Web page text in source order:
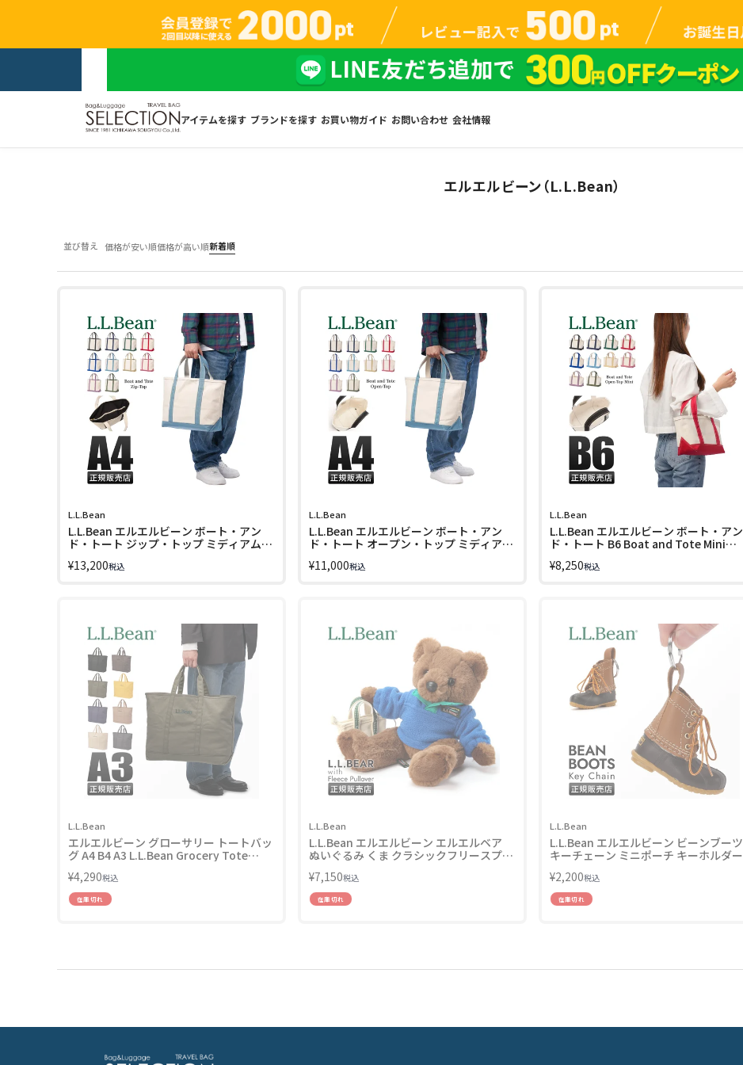
アイテムを探す ブランドを探す お買い物ガイド お問い合わせ 会社情報
エルエルビーン（L.L.Bean）
並び替え 価格が安い順価格が高い順新着順
L.L.Bean
L.L.Bean エルエルビーン ボート・アン
ド・トート ジップ・トップ ミディアム
Boat and Tote Zip-Top TC112644
¥13,200税込
L.L.Bean
L.L.Bean エルエルビーン ボート・アン
ド・トート オープン・トップ ミディアム
Boat and Tote Open-Top TC112636
¥11,000税込
L.L.Bean
L.L.Bean エルエルビーン ボート・アン
ド・トート B6 Boat and Tote Mini
¥8,250税込
L.L.Bean
エルエルビーン グローサリー トートバッ
グ A4 B4 A3 L.L.Bean Grocery Tote
¥4,290税込
在庫切れ
L.L.Bean
L.L.Bean エルエルビーン エルエルベア
ぬいぐるみ くま クラシックフリースプル
516227
¥7,150税込
在庫切れ
L.L.Bean
L.L.Bean エルエルビーン ビーンブーツ
キーチェーン ミニポーチ キーホルダー
¥2,200税込
在庫切れ